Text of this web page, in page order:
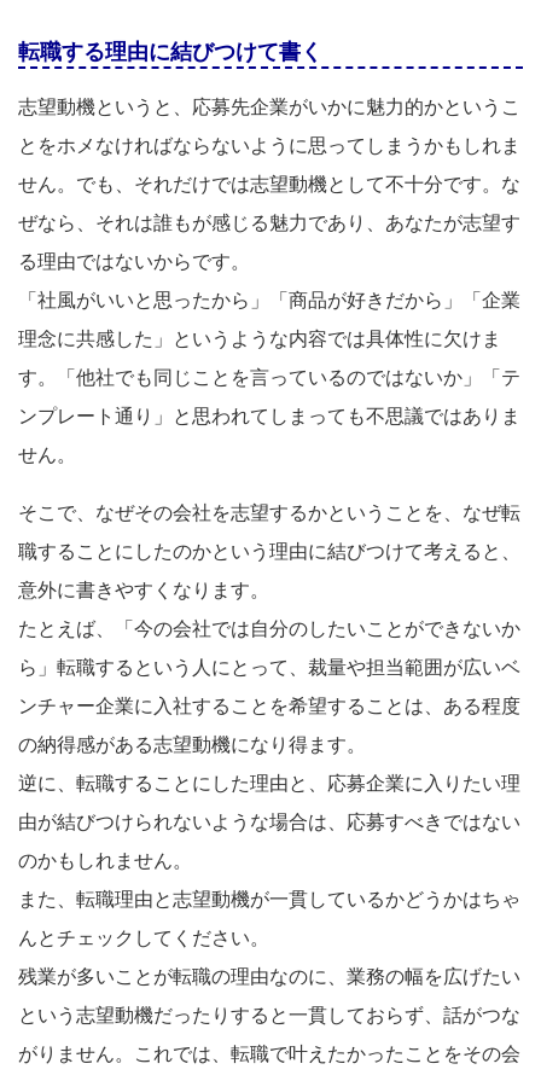
転職する理由に結びつけて書く
志望動機というと、応募先企業がいかに魅力的かというこ
とをホメなければならないように思ってしまうかもしれま
せん。でも、それだけでは志望動機として不十分です。な
ぜなら、それは誰もが感じる魅力であり、あなたが志望す
る理由ではないからです。
「社風がいいと思ったから」「商品が好きだから」「企業
理念に共感した」というような内容では具体性に欠けま
す。「他社でも同じことを言っているのではないか」「テ
ンプレート通り」と思われてしまっても不思議ではありま
せん。
そこで、なぜその会社を志望するかということを、なぜ転
職することにしたのかという理由に結びつけて考えると、
意外に書きやすくなります。
たとえば、「今の会社では自分のしたいことができないか
ら」転職するという人にとって、裁量や担当範囲が広いベ
ンチャー企業に入社することを希望することは、ある程度
の納得感がある志望動機になり得ます。
逆に、転職することにした理由と、応募企業に入りたい理
由が結びつけられないような場合は、応募すべきではない
のかもしれません。
また、転職理由と志望動機が一貫しているかどうかはちゃ
んとチェックしてください。
残業が多いことが転職の理由なのに、業務の幅を広げたい
という志望動機だったりすると一貫しておらず、話がつな
がりません。これでは、転職で叶えたかったことをその会